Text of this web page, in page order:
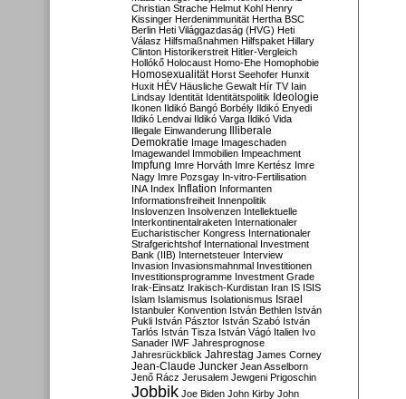
Christian Strache Helmut Kohl Henry
Kissinger Herdenimmunität Hertha BSC
Berlin Heti Világgazdaság (HVG) Heti
Válasz Hilfsmaßnahmen Hilfspaket Hillary
Clinton Historikerstreit Hitler-Vergleich
Hollókő Holocaust Homo-Ehe Homophobie
Homosexualität Horst Seehofer Hunxit
Huxit HÉV Häusliche Gewalt Hír TV Iain
Lindsay Identität Identitätspolitik Ideologie
Ikonen Ildikó Bangó Borbély Ildikó Enyedi
Ildikó Lendvai Ildikó Varga Ildikó Vida
Illegale Einwanderung Illiberale
Demokratie Image Imageschaden
Imagewandel Immobilien Impeachment
Impfung Imre Horváth Imre Kertész Imre
Nagy Imre Pozsgay In-vitro-Fertilisation
INA Index Inflation Informanten
Informationsfreiheit Innenpolitik
Inslovenzen Insolvenzen Intellektuelle
Interkontinentalraketen Internationaler
Eucharistischer Kongress Internationaler
Strafgerichtshof International Investment
Bank (IIB) Internetsteuer Interview
Invasion Invasionsmahnmal Investitionen
Investitionsprogramme Investment Grade
Irak-Einsatz Irakisch-Kurdistan Iran IS ISIS
Islam Islamismus Isolationismus Israel
Istanbuler Konvention István Bethlen István
Pukli István Pásztor István Szabó István
Tarlós István Tisza István Vágó Italien Ivo
Sanader IWF Jahresprognose
Jahresrückblick Jahrestag James Corney
Jean-Claude Juncker Jean Asselborn
Jenő Rácz Jerusalem Jewgeni Prigoschin
Jobbik Joe Biden John Kirby John